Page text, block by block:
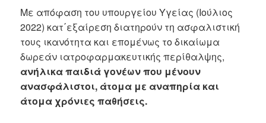
Με απόφαση του υπουργείου Υγείας (Ιούλιος
2022) κατ΄εξαίρεση διατηρούν τη ασφαλιστική
τους ικανότητα και επομένως το δικαίωμα
δωρεάν ιατροφαρμακευτικής περίθαλψης,
ανήλικα παιδιά γονέων που μένουν
ανασφάλιστοι, άτομα με αναπηρία και
άτομα χρόνιες παθήσεις.